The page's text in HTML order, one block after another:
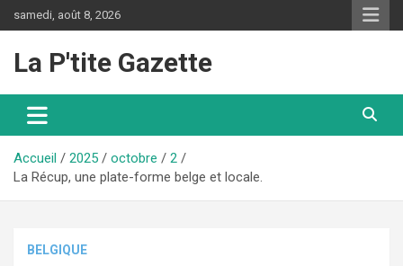
au
samedi, août 8, 2026
La P'tite Gazette
Accueil 2025 octobre
2
La Récup, une plate-forme belge et locale.
BELGIQUE